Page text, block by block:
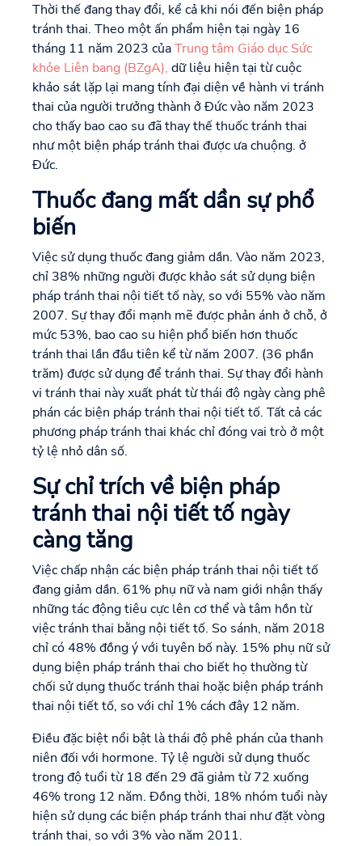
Thời thế đang thay đổi, kể cả khi nói đến biện pháp
tránh thai. Theo một ấn phẩm hiện tại ngày 16
tháng 11 năm 2023 củaTrung tâm Giáo dục Sức
khỏe Liên bang (BZgA), dữ liệu hiện tại từ cuộc
khảo sát lặp lại mang tính đại diện về hành vi tránh
thai của người trưởng thành ở Đức vào năm 2023
cho thấy bao cao su đã thay thế thuốc tránh thai
như một biện pháp tránh thai được ưa chuộng. ở
Đức.
Thuốc đang mất dần sự phổ
biến
Việc sử dụng thuốc đang giảm dần. Vào năm 2023,
chỉ 38% những người được khảo sát sử dụng biện
pháp tránh thai nội tiết tố này, so với 55% vào năm
2007. Sự thay đổi mạnh mẽ được phản ánh ở chỗ, ở
mức 53%, bao cao su hiện phổ biến hơn thuốc
tránh thai lần đầu tiên kể từ năm 2007. (36 phần
trăm) được sử dụng để tránh thai. Sự thay đổi hành
vi tránh thai này xuất phát từ thái độ ngày càng phê
phán các biện pháp tránh thai nội tiết tố. Tất cả các
phương pháp tránh thai khác chỉ đóng vai trò ở một
tỷ lệ nhỏ dân số.
Sự chỉ trích về biện pháp
tránh thai nội tiết tố ngày
càng tăng
Việc chấp nhận các biện pháp tránh thai nội tiết tố
đang giảm dần. 61% phụ nữ và nam giới nhận thấy
những tác động tiêu cực lên cơ thể và tâm hồn từ
việc tránh thai bằng nội tiết tố. So sánh, năm 2018
chỉ có 48% đồng ý với tuyên bố này. 15% phụ nữ sử
dụng biện pháp tránh thai cho biết họ thường từ
chối sử dụng thuốc tránh thai hoặc biện pháp tránh
thai nội tiết tố, so với chỉ 1% cách đây 12 năm.
Điều đặc biệt nổi bật là thái độ phê phán của thanh
niên đối với hormone. Tỷ lệ người sử dụng thuốc
trong độ tuổi từ 18 đến 29 đã giảm từ 72 xuống
46% trong 12 năm. Đồng thời, 18% nhóm tuổi này
hiện sử dụng các biện pháp tránh thai như đặt vòng
tránh thai, so với 3% vào năm 2011.